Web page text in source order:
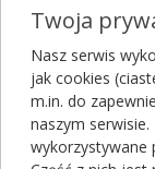
Lista substancji i
Kabazytaksel
Kabergolina
Kabozantynib
Kadzidłowiec
Kakaowiec
Twoja
Nasz serwis
jak cookies
m.in. do
naszym
wykorzystywane